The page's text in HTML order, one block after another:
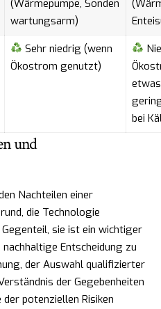
(Wärmepumpe, Sonden
wartungsarm)
Sehr niedrig (wenn
Ökostrom genutzt)
bei
und
Nachteilen einer
die Technologie
sie ist ein wichtiger
Entscheidung zu
der Auswahl qualifizierter
der Gegebenheiten
potenziellen Risiken